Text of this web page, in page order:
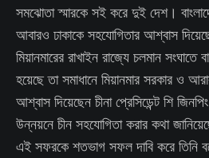
সমঝোতা স্মারকে সই করে দুই দেশ।
আবারও ঢাকাকে সহযোগিতার আশ্বাস
মিয়ানমারের রাখাইন রাজ্যে চলমান সংঘাতে
হয়েছে তা সমাধানে মিয়ানমার সরকার ও
আশ্বাস দিয়েছেন চীনা প্রেসিডেন্ট শি
উন্নয়নে চীন সহযোগিতা করার কথা
এই সফরকে শতভাগ সফল দাবি করে তিনি